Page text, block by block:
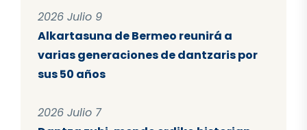
2026 Julio 9
Alkartasuna de Bermeo reunirá a
varias generaciones de dantzaris por
sus 50 años
2026 Julio 7